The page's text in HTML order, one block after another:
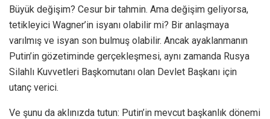
Büyük değişim? Cesur bir tahmin. Ama değişim geliyorsa,
tetikleyici Wagner’in isyanı olabilir mi? Bir anlaşmaya
varılmış ve isyan son bulmuş olabilir. Ancak ayaklanmanın
Putin’in gözetiminde gerçekleşmesi, aynı zamanda Rusya
Silahlı Kuvvetleri Başkomutanı olan Devlet Başkanı için
utanç verici.
Ve şunu da aklınızda tutun: Putin’in mevcut başkanlık dönemi